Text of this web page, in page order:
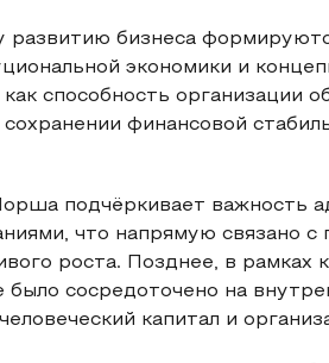
бизнеса
экономики и
способность организации
финансовой
подчёркивает важность
что напрямую связано с
роста. Позднее, в рамках
сосредоточено на
капитал и